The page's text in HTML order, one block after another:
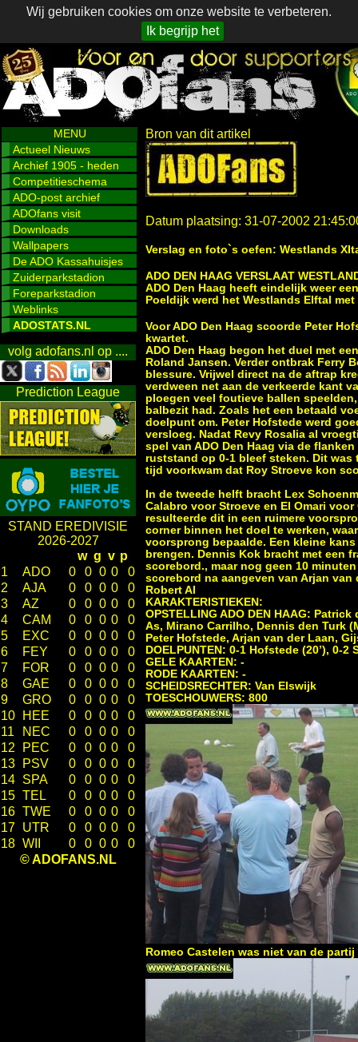
Wij gebruiken cookies om onze website te verbeteren.
Ik begrijp het
MENU
Actueel Nieuws
Archief 1905 - heden
Competitieschema
ADO-post archief
ADOfans visit
Downloads
Wallpapers
De ADO Kassahuisjes
Zuiderparkstadion
Foreparkstadion
Weblinks
ADOSTATS.NL
volg adofans.nl op ....
Prediction League
STAND EREDIVISIE
2026-2027
w g v p
1
ADO 0 0 0 0
0
2
AJA 0 0 0 0
0
3
AZ 0 0 0 0
0
4
CAM 0 0 0 0
0
5
EXC 0 0 0 0
0
6
FEY 0 0 0 0
0
7
FOR 0 0 0 0
0
8
GAE 0 0 0 0
0
9
GRO 0 0 0 0
0
10
HEE 0 0 0 0
0
11
NEC 0 0 0 0
0
12
PEC 0 0 0 0
0
13
PSV 0 0 0 0
0
14 SPA 0 0 0 0
0
15 TEL 0 0 0 0
0
16 TWE 0 0 0 0
0
17 UTR 0 0 0 0
0
18 WII 0 0 0 0
0
© ADOFANS.NL
Bron van dit artikel
Datum plaatsing: 31-07-2002
Verslag en foto`s oefen: Westlands
ADO DEN HAAG VERSLAAT
ADO Den Haag heeft eindelijk weer
Poeldijk werd het Westlands Elftal met
Voor ADO Den Haag scoorde Peter
kwartet.
ADO Den Haag begon het duel met
Roland Jansen. Verder ontbrak Ferry
blessure. Vrijwel direct na de aftrap
verdween net aan de verkeerde kant
ploegen veel foutieve ballen
balbezit had. Zoals het een betaald
doelpunt om. Peter Hofstede werd
versloeg. Nadat Revy Rosalia al
spel van ADO Den Haag via de
ruststand op 0-1 bleef steken. Dit
tijd voorkwam dat Roy Stroeve kon
In de tweede helft bracht Lex
Calabro voor Stroeve en El Omari
resulteerde dit in een ruimere
corner binnen het doel te werken,
voorsprong bepaalde. Een kleine
brengen. Dennis Kok bracht met een
scorebord., maar nog geen 10
scorebord na aangeven van Arjan van
Robert Al
KARAKTERISTIEKEN:
OPSTELLING ADO DEN HAAG:
As, Mirano Carrilho, Dennis den Turk
Peter Hofstede, Arjan van der Laan,
DOELPUNTEN: 0-1 Hofstede (20’), 0-2
GELE KAARTEN: -
RODE KAARTEN: -
SCHEIDSRECHTER: Van Elswijk
TOESCHOUWERS: 800
Romeo Castelen was niet van de partij